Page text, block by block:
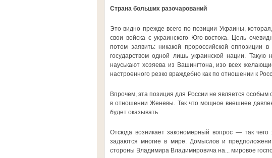
Страна больших разочарований
Это видно прежде всего по позиции Украины,
свои войска с украинского Юго-востока. Цель
потом заявить: никакой пророссийской
государством одной лишь украинской нации.
науськают хозяева из Вашингтона, изо всех
настроенного резко враждебно как по отношении к
Впрочем, эта позиция для России не является
в отношении Женевы. Так что мощное внешнее
будет оказывать.
Отсюда возникает закономерный вопрос — так
задаются многие в мире. Домыслов и
стороны Владимира Владимировича на... мировое